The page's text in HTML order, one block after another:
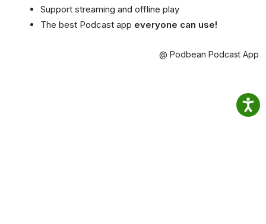
Support streaming and offline play
The best Podcast app everyone can use!
@ Podbean Podcast App